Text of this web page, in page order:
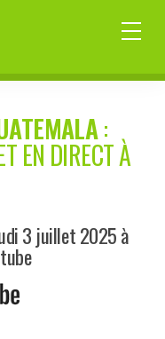
:
EN DIRECT À
3 juillet 2025 à